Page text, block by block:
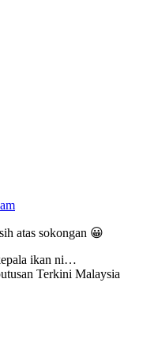
atas sokongan 😀
ikan ni…
Terkini Malaysia